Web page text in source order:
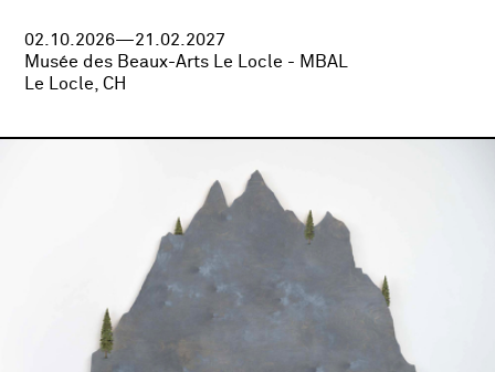
02.10.2026—21.02.2027
Musée des Beaux-Arts Le Locle - MBAL
Le Locle, CH